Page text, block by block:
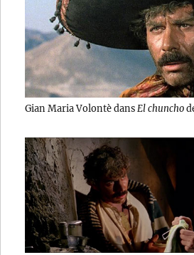
Gian Maria Volontè dans El chuncho